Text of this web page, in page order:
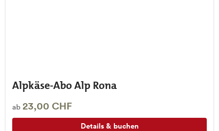
Alpkäse-Abo Alp Rona
ab 23,00 CHF
Details & buchen